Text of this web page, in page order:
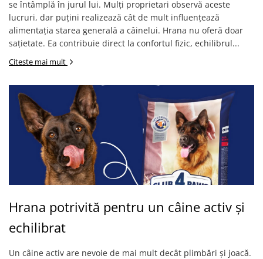
se întâmplă în jurul lui. Mulți proprietari observă aceste
lucruri, dar puțini realizează cât de mult influențează
alimentația starea generală a câinelui. Hrana nu oferă doar
sațietate. Ea contribuie direct la confortul fizic, echilibrul...
Citeste mai mult
Hrana potrivită pentru un câine activ și
echilibrat
Un câine activ are nevoie de mai mult decât plimbări și joacă.